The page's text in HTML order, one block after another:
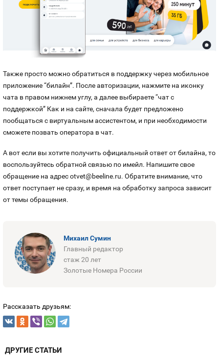
Также просто можно обратиться в поддержку через мобильное
приложение “билайн”. После авторизации, нажмите на иконку
чата в правом нижнем углу, а далее выбираете “чат с
поддержкой” Как и на сайте, сначала будет предложено
пообщаться с виртуальным ассистентом, и при необходимости
сможете позвать оператора в чат.
А вот если вы хотите получить официальный ответ от билайна, то
воспользуйтесь обратной связью по имейл. Напишите свое
обращение на адрес otvet@beeline.ru. Обратите внимание, что
ответ поступает не сразу, и время на обработку запроса зависит
от темы обращения.
Михаил Сумин
Главный редактор
стаж 20 лет
Золотые Номера России
Рассказать друзьям:
ДРУГИЕ СТАТЬИ